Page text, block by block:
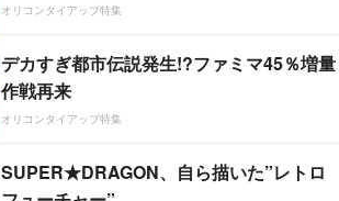
オリコンタイアップ特集
デカすぎ都市伝説発生!?ファミマ45％増量
作戦再来
オリコンタイアップ特集
SUPER★DRAGON、自ら描いた”レトロ